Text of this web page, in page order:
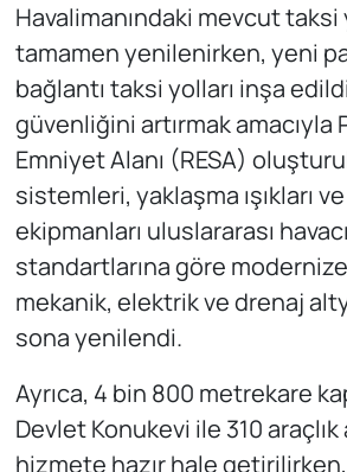
Havalimanındaki mevcut taksi
tamamen yenilenirken, yeni
bağlantı taksi yolları inşa
güvenliğini artırmak amacıyla
Emniyet Alanı (RESA)
sistemleri, yaklaşma ışıkları
ekipmanları uluslararası
standartlarına göre
mekanik, elektrik ve drenaj
sona yenilendi.
Ayrıca, 4 bin 800 metrekare
Devlet Konukevi ile 310
hizmete hazır hale